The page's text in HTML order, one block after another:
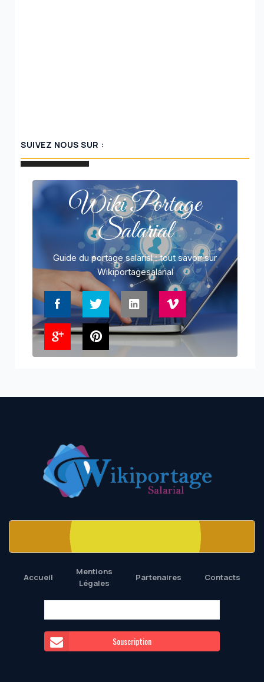
SUIVEZ NOUS SUR :
Wiki Portage
Salarial
Guide du portage salarial : tout savoir sur
Wikiportagesalarial
Accueil
Mentions
Légales
Partenaires Contacts
Souscription